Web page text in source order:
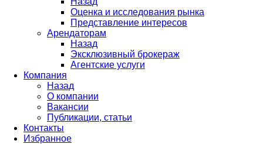
Оценка и исследования рынка
Представление интересов
Арендаторам
Назад
Эксклюзивный брокераж
Агентские услуги
Компания
Назад
О компании
Вакансии
Публикации, статьи
Контакты
Избранное